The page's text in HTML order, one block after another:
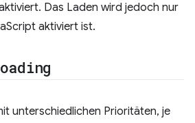
Das Laden wird jedoch nur
aktiviert ist.
unterschiedlichen Prioritäten, je